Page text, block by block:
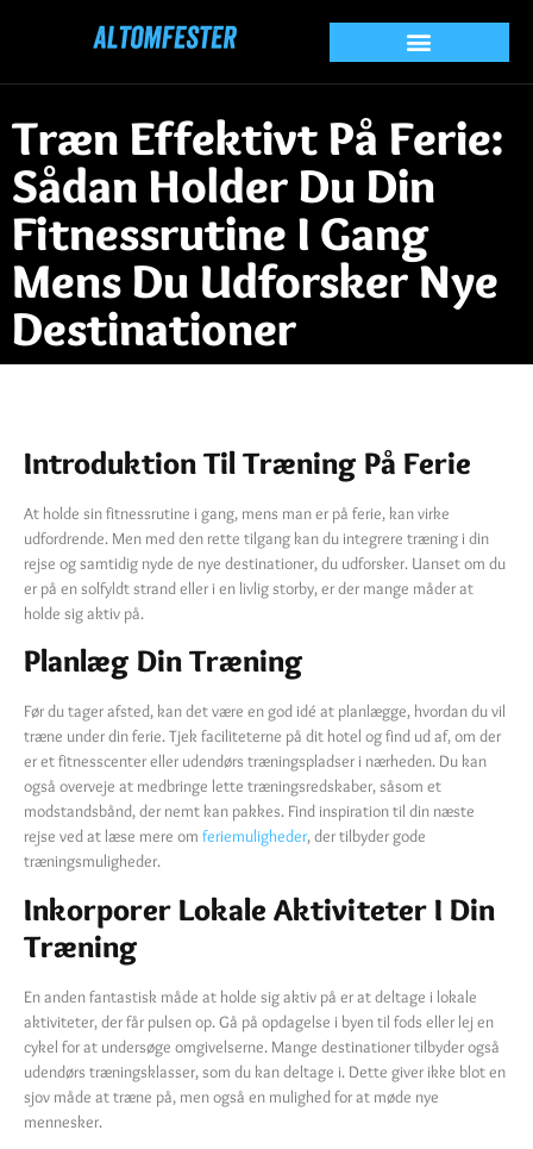
Træn Effektivt På Ferie:
Sådan Holder Du Din
Fitnessrutine I Gang
Mens Du Udforsker Nye
Destinationer
Introduktion Til Træning På Ferie
At holde sin fitnessrutine i gang, mens man er på ferie, kan virke
udfordrende. Men med den rette tilgang kan du integrere træning i din
rejse og samtidig nyde de nye destinationer, du udforsker. Uanset om du
er på en solfyldt strand eller i en livlig storby, er der mange måder at
holde sig aktiv på.
Planlæg Din Træning
Før du tager afsted, kan det være en god idé at planlægge, hvordan du vil
træne under din ferie. Tjek faciliteterne på dit hotel og find ud af, om der
er et fitnesscenter eller udendørs træningspladser i nærheden. Du kan
også overveje at medbringe lette træningsredskaber, såsom et
modstandsbånd, der nemt kan pakkes. Find inspiration til din næste
rejse ved at læse mere om feriemuligheder, der tilbyder gode
træningsmuligheder.
Inkorporer Lokale Aktiviteter I Din
Træning
En anden fantastisk måde at holde sig aktiv på er at deltage i lokale
aktiviteter, der får pulsen op. Gå på opdagelse i byen til fods eller lej en
cykel for at undersøge omgivelserne. Mange destinationer tilbyder også
udendørs træningsklasser, som du kan deltage i. Dette giver ikke blot en
sjov måde at træne på, men også en mulighed for at møde nye
mennesker.